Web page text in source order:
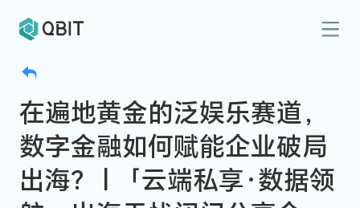
在遍地黄金的泛娱乐赛道，
数字金融如何赋能企业破局
出海？ | 「云端私享·数据领